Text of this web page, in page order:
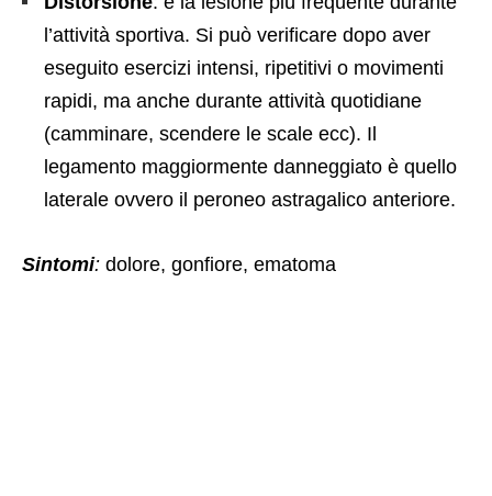
l’attività sportiva. Si può verificare dopo aver
eseguito esercizi intensi, ripetitivi o movimenti
rapidi, ma anche durante attività quotidiane
(camminare, scendere le scale ecc). Il
legamento maggiormente danneggiato è quello
laterale ovvero il peroneo astragalico anteriore.
Sintomi: dolore, gonfiore, ematoma